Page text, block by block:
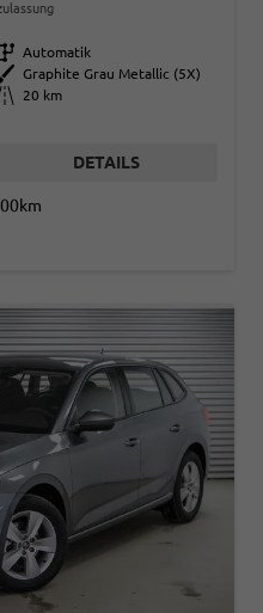
Getriebe Automatik
Außenfarbe
Graphite Grau Metallic (5X)
Kilometerstand
20 km
DETAILS